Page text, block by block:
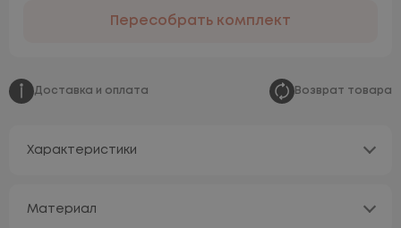
Пересобрать комплект
Доставка и оплата Возврат товара
Характеристики
Материал